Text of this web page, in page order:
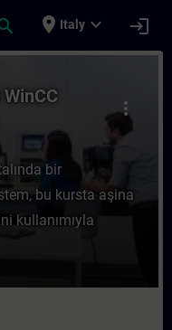
place Italy expand_more login
more_vert
bir
bu kursta aşina
kullanımıyla